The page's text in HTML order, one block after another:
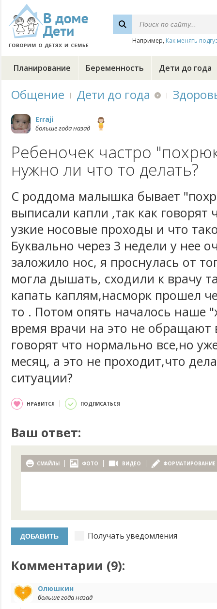
Например, Как менять
Планирование Беременность Дети до года
Общение Дети до года
Erraji
больше года назад
Ребеночек частро
нужно ли что то делать?
С роддома малышка бывает
выписали капли ,так как
узкие носовые проходы и что
Буквально через 3 недели у нее
заложило нос, я проснулась от
могла дышать, сходили к врачу
капать каплям,насморк прошел
то . Потом опять началось наше
время врачи на это не
говорят что нормально все,но
месяц, а это не проходит,что
ситуации?
НРАВИТСЯ ПОДПИСАТЬСЯ
Ваш ответ:
СМАЙЛЫ ФОТО ВИДЕО ФОРМАТИРОВАНИЕ
Получать уведомления
Комментарии (9):
Олюшкин
больше года назад